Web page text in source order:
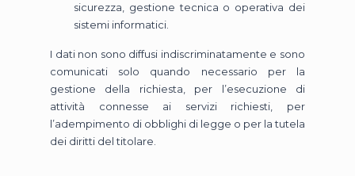
sicurezza, gestione tecnica o operativa dei
sistemi informatici.
I dati non sono diffusi indiscriminatamente e sono
comunicati solo quando necessario per la
gestione della richiesta, per l’esecuzione di
attività connesse ai servizi richiesti, per
l’adempimento di obblighi di legge o per la tutela
dei diritti del titolare.